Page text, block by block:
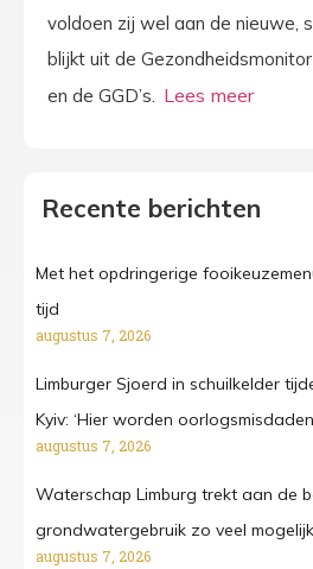
voldoen zij wel aan de nieuwe,
blijkt uit de
en de GGD’s.
Recente berichten
Met het opdringerige
tijd
augustus 7, 2026
Limburger Sjoerd in schuilkelder
Kyiv: ‘Hier worden
augustus 7, 2026
Waterschap Limburg trekt aan de
grondwatergebruik zo veel
augustus 7, 2026